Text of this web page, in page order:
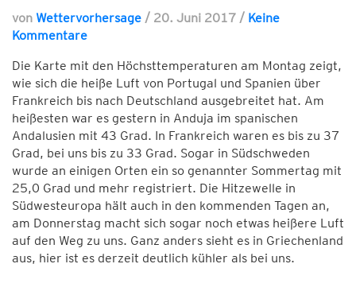
von Wettervorhersage / 20. Juni 2017 / Keine
Kommentare
Die Karte mit den Höchsttemperaturen am Montag zeigt,
wie sich die heiße Luft von Portugal und Spanien über
Frankreich bis nach Deutschland ausgebreitet hat. Am
heißesten war es gestern in Anduja im spanischen
Andalusien mit 43 Grad. In Frankreich waren es bis zu 37
Grad, bei uns bis zu 33 Grad. Sogar in Südschweden
wurde an einigen Orten ein so genannter Sommertag mit
25,0 Grad und mehr registriert. Die Hitzewelle in
Südwesteuropa hält auch in den kommenden Tagen an,
am Donnerstag macht sich sogar noch etwas heißere Luft
auf den Weg zu uns. Ganz anders sieht es in Griechenland
aus, hier ist es derzeit deutlich kühler als bei uns.